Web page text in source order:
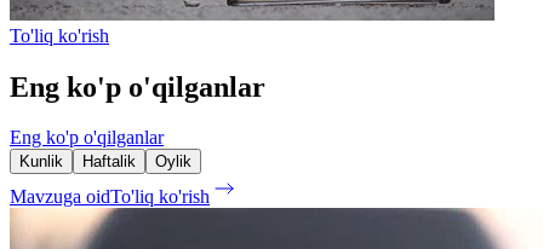
To'liq ko'rish
Eng ko'p o'qilganlar
Eng ko'p o'qilganlar
Kunlik Haftalik Oylik
Mavzuga oidTo'liq ko'rish